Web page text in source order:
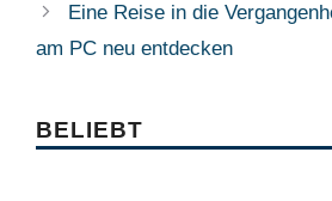
Eine Reise in die
am PC neu entdecken
BELIEBT